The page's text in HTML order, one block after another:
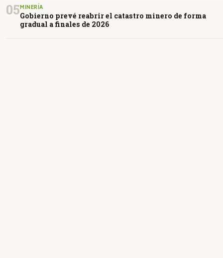
05MINERÍA
Gobierno prevé reabrir el catastro minero de forma
gradual a finales de 2026